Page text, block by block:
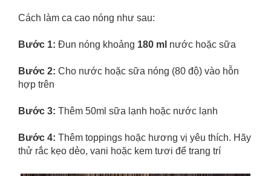
Cách làm ca cao nóng như sau:
Bước 1: Đun nóng khoảng 180 ml nước hoặc sữa
Bước 2: Cho nước hoặc sữa nóng (80 độ) vào hỗn
hợp trên
Bước 3: Thêm 50ml sữa lạnh hoặc nước lạnh
Bước 4: Thêm toppings hoặc hương vị yêu thích. Hãy
thử rắc kẹo dẻo, vani hoặc kem tươi để trang trí